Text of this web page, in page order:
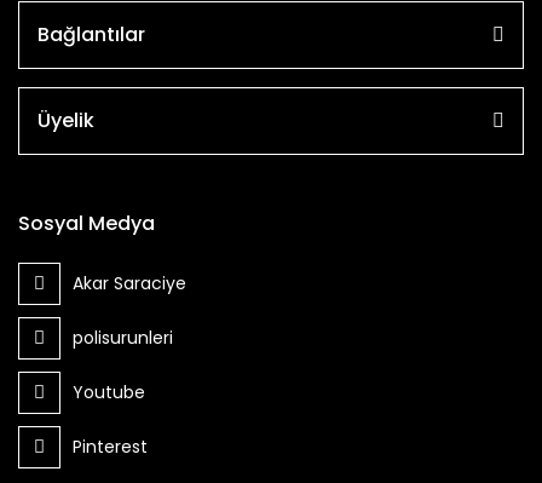
Bağlantılar
Üyelik
Sosyal Medya
Akar Saraciye
polisurunleri
Youtube
Pinterest